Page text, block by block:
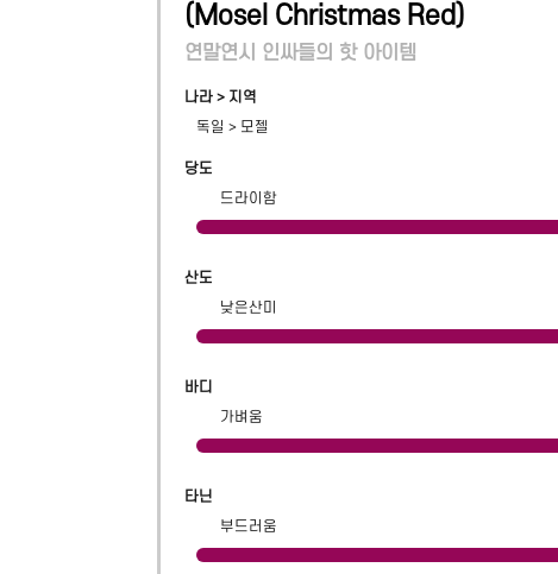
(Mosel Christmas Red)
연말연시 인싸들의 핫 아이템
나라 > 지역
독일 > 모젤
당도
드라이함
산도
낮은산미
바디
가벼움
타닌
부드러움